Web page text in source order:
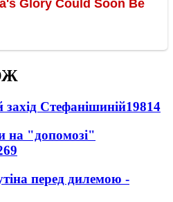
Стефанішиній19814
"допомозі"
перед дилемою -